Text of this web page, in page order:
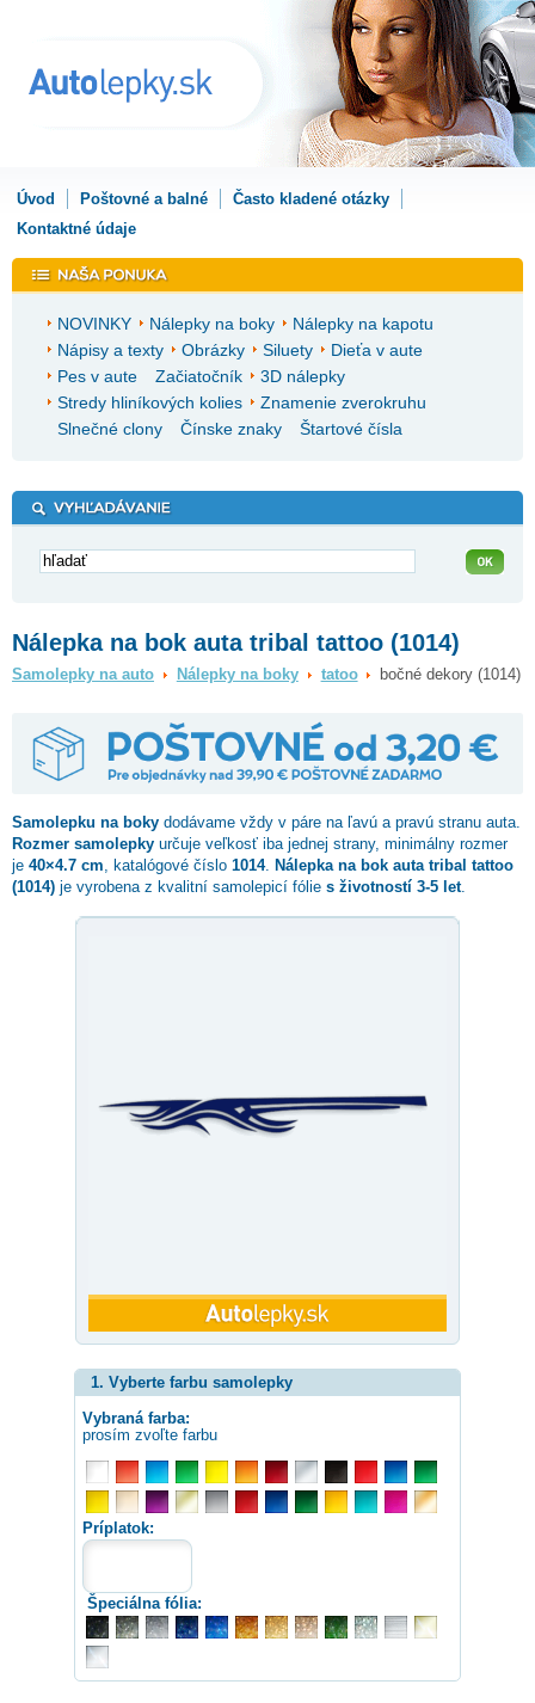
Úvod Poštovné a balné
Často kladené otázky
Kontaktné údaje
NOVINKY Nálepky na boky
Nálepky na kapotu
Nápisy a texty
Obrázky Siluety
Dieťa v aute
Pes v aute
Začiatočník
3D nálepky
Stredy hliníkových kolies
Znamenie zverokruhu
Slnečné clony
Čínske znaky Štartové čísla
Nálepka na bok auta tribal tattoo (1014)
Samolepky na auto Nálepky na boky tatoo bočné dekory (1014)
Samolepku na boky dodávame vždy v páre na ľavú a pravú stranu auta.
Rozmer samolepky určuje veľkosť iba jednej strany, minimálny rozmer
je 40×4.7 cm , katalógové číslo 1014. Nálepka na bok auta tribal tattoo
(1014) je vyrobena z kvalitní samolepicí fólie s životností 3-5 let.
1. Vyberte farbu samolepky
Vybraná farba:
prosím zvoľte farbu
Príplatok:
Špeciálna fólia: